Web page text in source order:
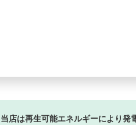
当店は再生可能エネルギーにより発